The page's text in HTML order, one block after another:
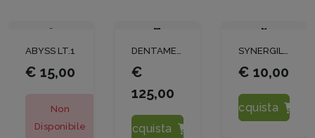
ABYSS LT.1
€ 15,00
Non
Disponibile
DENTAMET KG. 12,8
€
125,00
Acquista
SYNERGIL 3-4-5 PLUS LT1
€ 10,00
Acquista